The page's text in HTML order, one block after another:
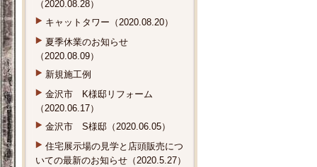
（2020.08.28）
キャットタワー（2020.08.20）
夏季休業のお知らせ
（2020.08.09）
新規施工例
金沢市 K様邸リフォーム
（2020.06.17）
金沢市 S様邸（2020.06.05）
住宅展示場の見学と店頭販売につ
いての最新のお知らせ（2020.5.27）